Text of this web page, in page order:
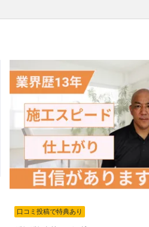
口コミ投稿で特典あり